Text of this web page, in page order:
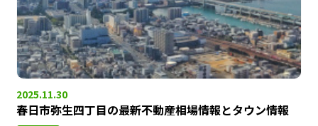
2025.11.30
春日市弥生四丁目の最新不動産相場情報とタウン情報